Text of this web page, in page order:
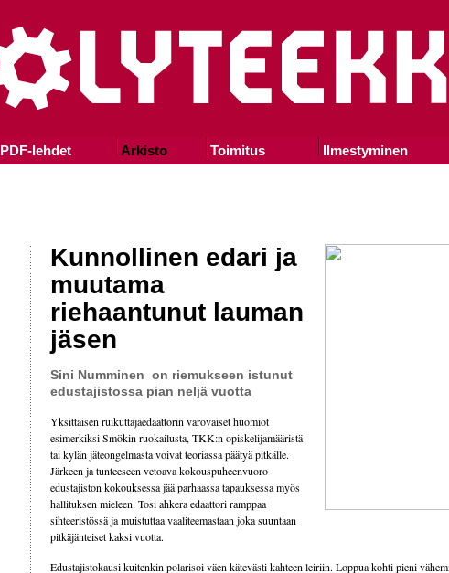
PDF-lehdet Arkisto Toimitus Ilmestyminen
Kunnollinen edari ja
muutama
riehaantunut lauman
jäsen
Sini Numminen on riemukseen istunut
edustajistossa pian neljä vuotta
Yksittäisen ruikuttajaedaattorin varovaiset huomiot
esimerkiksi Smökin ruokailusta, TKK:n opiskelijamääristä
tai kylän jäteongelmasta voivat teoriassa päätyä pitkälle.
Järkeen ja tunteeseen vetoava kokouspuheenvuoro
edustajiston kokouksessa jää parhaassa tapauksessa myös
hallituksen mieleen. Tosi ahkera edaattori ramppaa
sihteeristössä ja muistuttaa vaaliteemastaan joka suuntaan
pitkäjänteiset kaksi vuotta.
Edustajistokausi kuitenkin polarisoi väen kätevästi kahteen leiriin. Loppua kohti pieni